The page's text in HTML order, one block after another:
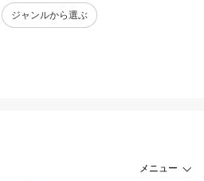
ジャンルから選ぶ
メニュー